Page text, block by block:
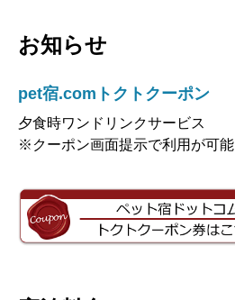
お知らせ
pet宿.comトクトクーポン
夕食時ワンドリンクサービス
※クーポン画面提示で利用が可能